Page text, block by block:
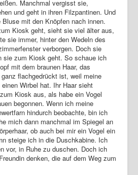
Manchmal vergisst sie,
und geht in ihren Filzpantinen. Und
mit den Knöpfen nach innen.
Kiosk geht, sieht sie viel älter aus,
sie immer, hinter den Wedeln des
verborgen. Doch sie
sie zum Kiosk geht. So schaue ich
mit dem braunen Haar, das
flachgedrückt ist, weil meine
Wirbel hat. Ihr Haar sieht
Kiosk aus, als habe ein Vogel
begonnen. Wenn ich meine
hindurch beobachte, bin ich
mich dann manchmal im Spiegel an
ob auch bei mir ein Vogel ein
steige ich in die Duschkabine. Ich
vor, in Ruhe zu duschen. Doch ich
denken, die auf dem Weg zum